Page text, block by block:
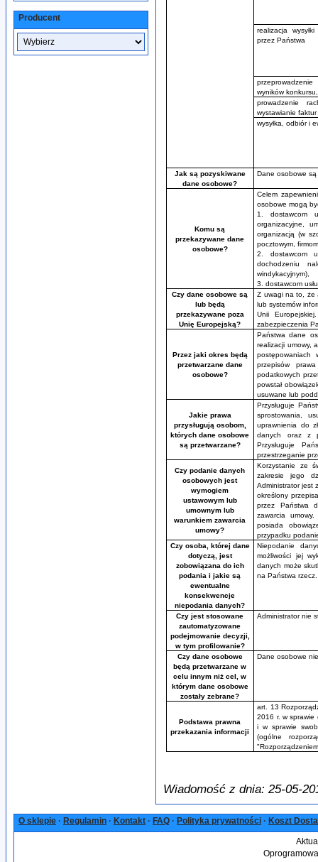
Producent
realizacja
przez Państwa
wyników
prowadzenie
wystawianie
wysyłka, odbiór i
Jak są pozyskiwane
dane osobowe?
Dane osobowe
Komu są
przekazywane dane
osobowe?
Celem
osobowe mogą
1. dostawcom
organizacyjne,
organizacją (w
pocztowym,
2. dostawcom
dochodzeniu
windykacyjnym),
3. dostawcom
Czy dane osobowe są
lub będą
przekazywane poza
Unię Europejską?
Z uwagi na to, że
lub systemów
Unii
zabezpieczenia
Przez jaki okres będą
przetwarzane dane
osobowe?
Państwa dane
realizacji umowy,
postępowaniach
przepisów
podatkowych
powstał
usuwane lub
Jakie prawa
przysługują osobom,
których dane osobowe
są przetwarzane?
Przysługuje
sprostowania,
uprawnienia do
danych oraz z
Przysługuje
przestrzeganie
Czy podanie danych
osobowych jest
wymogiem
ustawowym lub
umownym lub
warunkiem zawarcia
umowy?
Korzystanie ze
zakresie jego
Administrator jest
określony
przez Państwa
zawarcia
posiada
przypadku
Czy osoba, której dane
dotyczą, jest
zobowiązana do ich
podania i jakie są
ewentualne
konsekwencje
niepodania danych?
Niepodanie
możliwości jej
danych może
na Państwa rzecz.
Czy jest stosowane
zautomatyzowane
podejmowanie decyzji,
w tym profilowanie?
Administrator nie
Czy dane osobowe
będą przetwarzane w
celu innym niż cel, w
którym dane osobowe
zostały zebrane?
Dane osobowe
Podstawa prawna
przekazania informacji
art. 13
2016 r. w sprawie
i w sprawie
(ogólne
Wiadomość z dnia: 25-05-
O sklepie · Regulamin · Kontakt · FAQ · Polityka prywatności · Koszt